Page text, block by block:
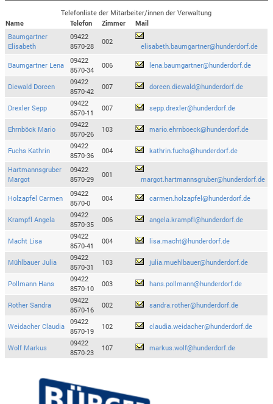
Telefonliste der Mitarbeiter/innen der Verwaltung
Name
Telefon Zimmer
Mail
Baumgartner
Elisabeth
09422
8570-28
002
elisabeth.baumgartner@hunderdorf.de
Baumgartner Lena
09422
8570-34
006 lena.baumgartner@hunderdorf.de
Diewald Doreen
09422
8570-42
007 doreen.diewald@hunderdorf.de
Drexler Sepp
09422
8570-11
007 sepp.drexler@hunderdorf.de
Ehrnböck Mario
09422
8570-26
103 mario.ehrnboeck@hunderdorf.de
Fuchs Kathrin
09422
8570-36
004 kathrin.fuchs@hunderdorf.de
Hartmannsgruber
Margot
09422
8570-29
001
margot.hartmannsgruber@hunderdorf.de
Holzapfel Carmen
09422
8570-0
004 carmen.holzapfel@hunderdorf.de
Krampfl Angela
09422
8570-35
006 angela.krampfl@hunderdorf.de
Macht Lisa
09422
8570-41
004 lisa.macht@hunderdorf.de
Mühlbauer Julia
09422
8570-31
103 julia.muehlbauer@hunderdorf.de
Pollmann Hans
09422
8570-10
003 hans.pollmann@hunderdorf.de
Rother Sandra
09422
8570-16
002 sandra.rother@hunderdorf.de
Weidacher Claudia
09422
8570-19
102 claudia.weidacher@hunderdorf.de
Wolf Markus
09422
8570-23
107 markus.wolf@hunderdorf.de